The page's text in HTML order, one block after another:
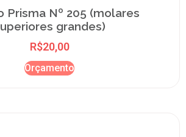
Prisma Nº 205 (molares
grandes)
R$20,00
Orçamento